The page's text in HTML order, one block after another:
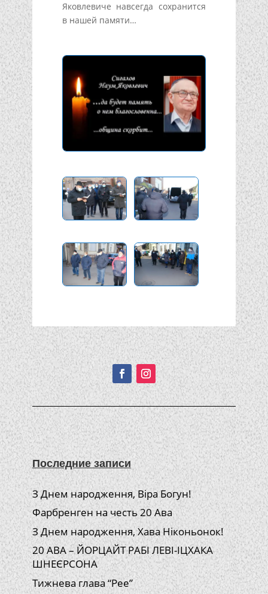
Яковлевиче навсегда сохранится
в нашей памяти…
Подписывайтесь!
Последние записи
З Днем народження, Віра Богун!
Фарбренген на честь 20 Ава
З Днем народження, Хава Ніконьонок!
20 АВА – ЙОРЦАЙТ РАБІ ЛЕВІ-ІЦХАКА
ШНЕЄРСОНА
Тижнева глава “Рее”